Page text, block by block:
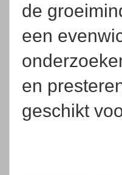
de
een
en
geschikt